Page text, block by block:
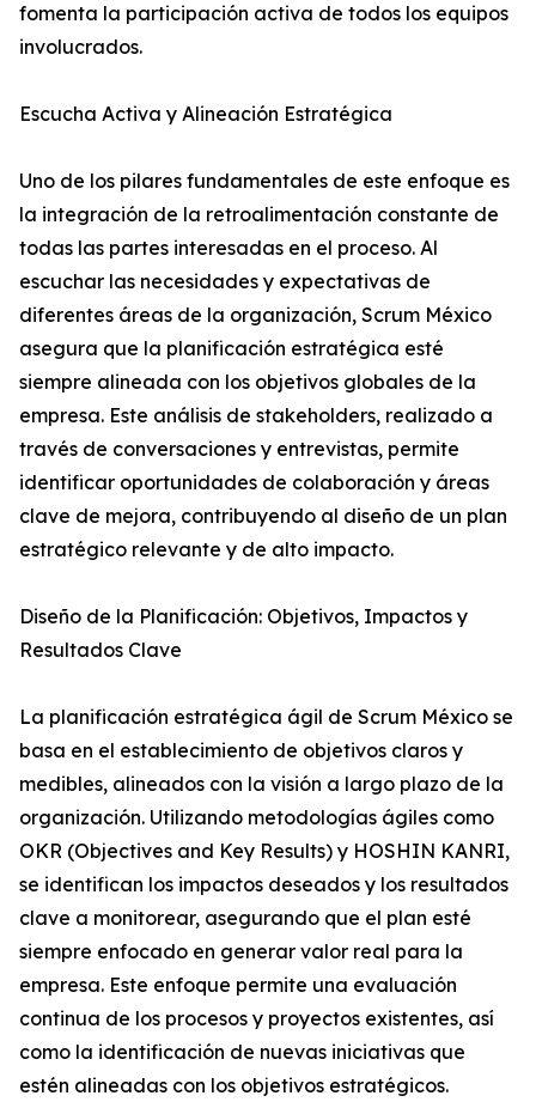
fomenta la participación activa de todos los equipos
involucrados.
Escucha Activa y Alineación Estratégica
Uno de los pilares fundamentales de este enfoque es
la integración de la retroalimentación constante de
todas las partes interesadas en el proceso. Al
escuchar las necesidades y expectativas de
diferentes áreas de la organización, Scrum México
asegura que la planificación estratégica esté
siempre alineada con los objetivos globales de la
empresa. Este análisis de stakeholders, realizado a
través de conversaciones y entrevistas, permite
identificar oportunidades de colaboración y áreas
clave de mejora, contribuyendo al diseño de un plan
estratégico relevante y de alto impacto.
Diseño de la Planificación: Objetivos, Impactos y
Resultados Clave
La planificación estratégica ágil de Scrum México se
basa en el establecimiento de objetivos claros y
medibles, alineados con la visión a largo plazo de la
organización. Utilizando metodologías ágiles como
OKR (Objectives and Key Results) y HOSHIN KANRI,
se identifican los impactos deseados y los resultados
clave a monitorear, asegurando que el plan esté
siempre enfocado en generar valor real para la
empresa. Este enfoque permite una evaluación
continua de los procesos y proyectos existentes, así
como la identificación de nuevas iniciativas que
estén alineadas con los objetivos estratégicos.